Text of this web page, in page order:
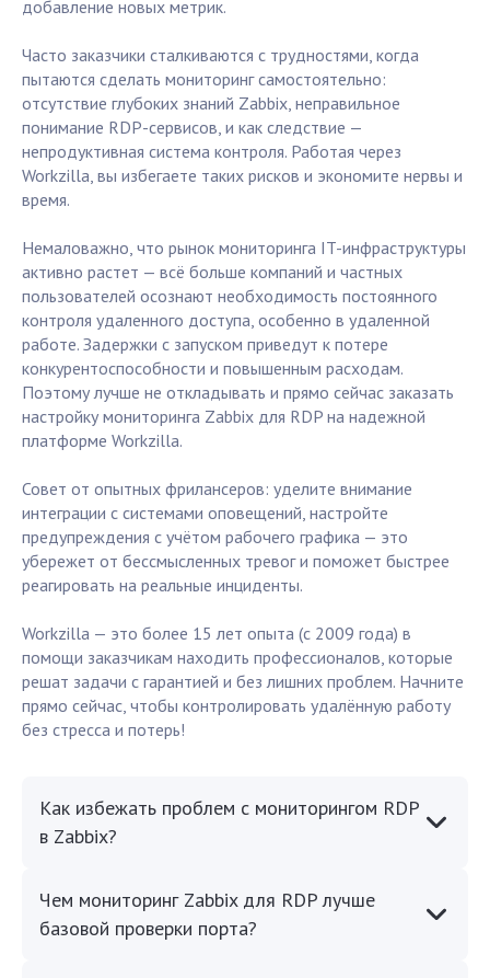
добавление новых метрик.
Часто заказчики сталкиваются с трудностями, когда
пытаются сделать мониторинг самостоятельно:
отсутствие глубоких знаний Zabbix, неправильное
понимание RDP-сервисов, и как следствие —
непродуктивная система контроля. Работая через
Workzilla, вы избегаете таких рисков и экономите нервы и
время.
Немаловажно, что рынок мониторинга IT-инфраструктуры
активно растет — всё больше компаний и частных
пользователей осознают необходимость постоянного
контроля удаленного доступа, особенно в удаленной
работе. Задержки с запуском приведут к потере
конкурентоспособности и повышенным расходам.
Поэтому лучше не откладывать и прямо сейчас заказать
настройку мониторинга Zabbix для RDP на надежной
платформе Workzilla.
Совет от опытных фрилансеров: уделите внимание
интеграции с системами оповещений, настройте
предупреждения с учётом рабочего графика — это
убережет от бессмысленных тревог и поможет быстрее
реагировать на реальные инциденты.
Workzilla — это более 15 лет опыта (с 2009 года) в
помощи заказчикам находить профессионалов, которые
решат задачи с гарантией и без лишних проблем. Начните
прямо сейчас, чтобы контролировать удалённую работу
без стресса и потерь!
Как избежать проблем с мониторингом RDP
в Zabbix?
Чем мониторинг Zabbix для RDP лучше
базовой проверки порта?